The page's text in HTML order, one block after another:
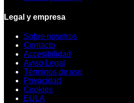
Legal y empresa
Sobre nosotros
Contacto
Accesibilidad
Aviso Legal
Términos de uso
Privacidad
Cookies
EULA